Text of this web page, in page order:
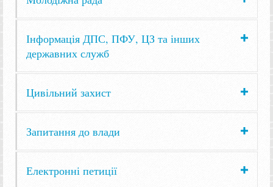
Інформація ДПС, ПФУ, ЦЗ та інших
державних служб
Цивільний захист
Запитання до влади
Електронні петиції